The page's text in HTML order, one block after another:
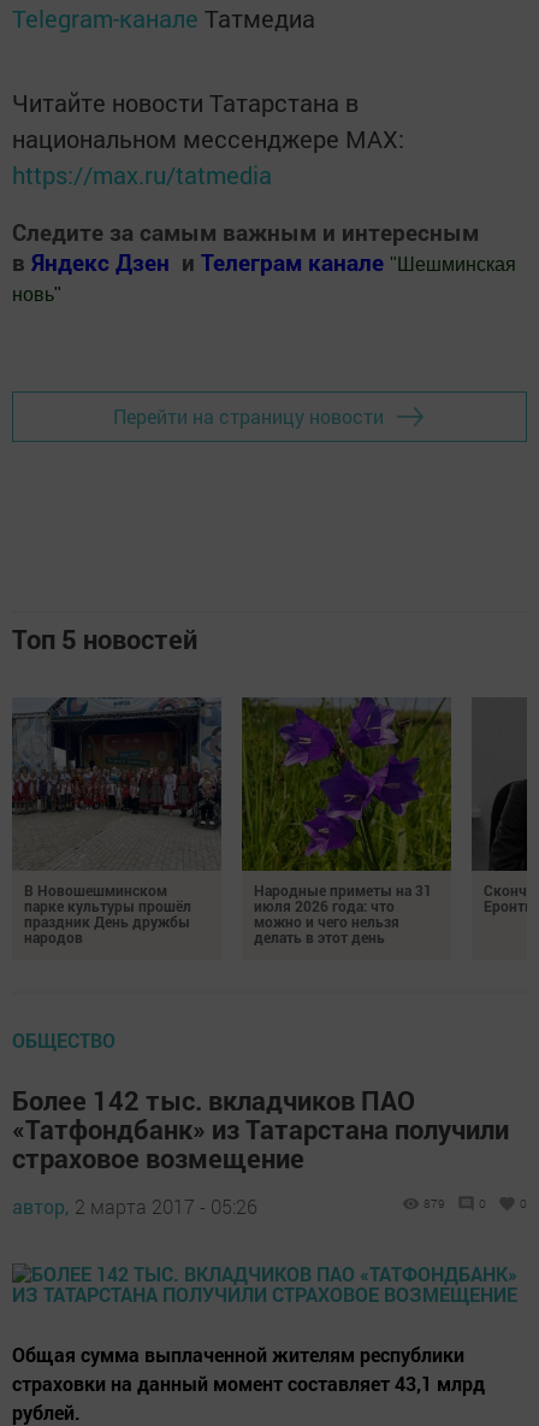
Telegram-канале Татмедиа
Читайте новости Татарстана в
национальном мессенджере MАХ:
https://max.ru/tatmedia
Следите за самым важным и интересным
в Яндекс Дзен и Телеграм канале " Шешминская
новь"
Перейти на страницу новости
Топ 5 новостей
В Новошешминском
парке культуры прошёл
праздник День дружбы
народов
Народные приметы на 31
июля 2026 года: что
можно и чего нельзя
делать в этот день
ОБЩЕСТВО
Более 142 тыс. вкладчиков ПАО
«Татфондбанк» из Татарстана получили
страховое возмещение
автор, 2 марта 2017 - 05:26 879 0 0
Общая сумма выплаченной жителям республики
страховки на данный момент составляет 43,1 млрд
рублей.